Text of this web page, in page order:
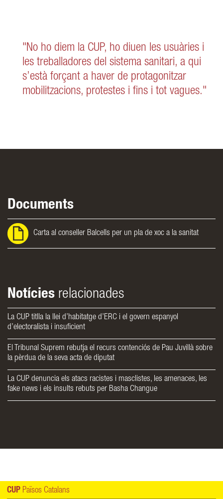
"No ho diem la CUP, ho diuen les usuàries i
les treballadores del sistema sanitari, a qui
s’està forçant a haver de protagonitzar
mobilitzacions, protestes i fins i tot vagues."
Documents
Carta al conseller Balcells per un pla de xoc a la sanitat
Notícies relacionades
La CUP titlla la llei d’habitatge d’ERC i el govern espanyol
d’electoralista i insuficient
El Tribunal Suprem rebutja el recurs contenciós de Pau Juvillà sobre
la pèrdua de la seva acta de diputat
La CUP denuncia els atacs racistes i masclistes, les amenaces, les
fake news i els insults rebuts per Basha Changue
CUP Països Catalans